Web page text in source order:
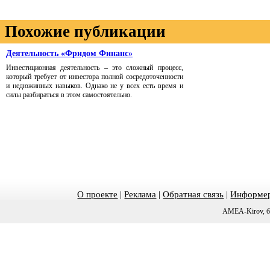
Похожие публикации
Деятельность «Фридом Финанс»
Инвестиционная деятельность – это сложный процесс,
который требует от инвестора полной сосредоточенности
и недюжинных навыков. Однако не у всех есть время и
силы разбираться в этом самостоятельно.
О проекте |Реклама |Обратная связь |
AMEA-Kirov,